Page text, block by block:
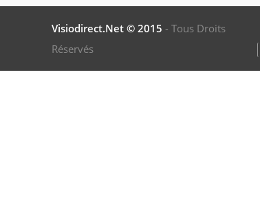
Visiodirect.net © 2015- Tous Droits
Réservés